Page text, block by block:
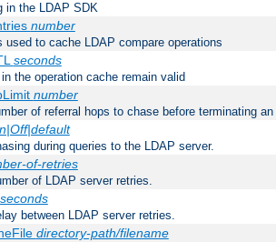
in the LDAP SDK
number
used to cache LDAP compare operations
seconds
the operation cache remain valid
number
of referral hops to chase before terminating
during queries to the LDAP server.
of-retries
of LDAP server retries.
seconds
between LDAP server retries.
directory-path/filename